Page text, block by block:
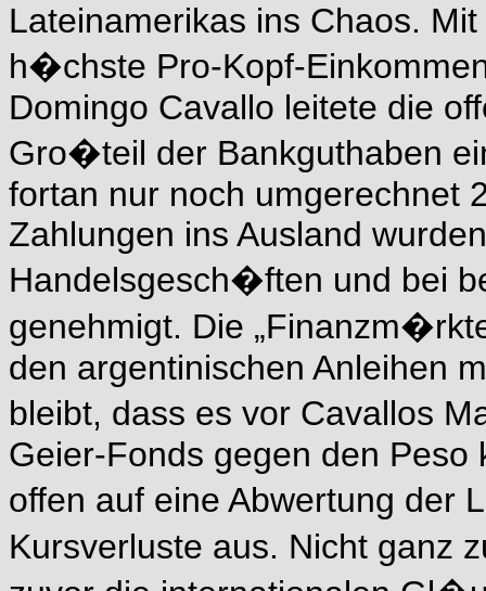
Lateinamerikas ins Chaos.
h�chste Pro-Kopf-
Domingo Cavallo leitete die
Gro�teil der Bankguthaben
fortan nur noch umgerechnet
Zahlungen ins Ausland
Handelsgesch�ften und bei
genehmigt. Die
den argentinischen Anleihen
bleibt, dass es vor Cavallos
Geier-Fonds gegen den
offen auf eine Abwertung
Kursverluste aus. Nicht ganz